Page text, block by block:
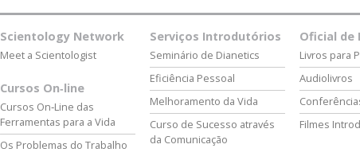
Scientology Network
Meet a Scientologist
Cursos On‑line
Cursos On‑Line das
Ferramentas para a Vida
Os Problemas do Trabalho
Serviços Introdutórios
Seminário de Dianetics
Eficiência Pessoal
Melhoramento da Vida
Curso de Sucesso através
da Comunicação
Oficial de
Livros para
Audiolivros
Filmes